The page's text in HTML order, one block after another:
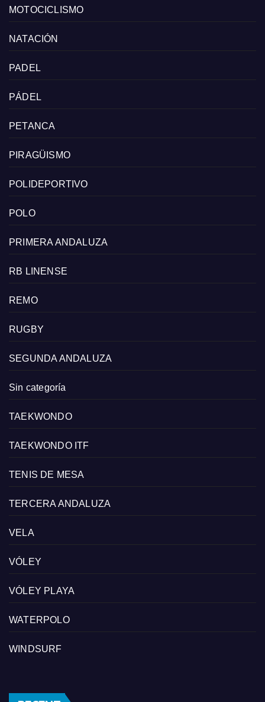
MOTOCICLISMO
NATACIÓN
PADEL
PÁDEL
PETANCA
PIRAGÜISMO
POLIDEPORTIVO
POLO
PRIMERA ANDALUZA
RB LINENSE
REMO
RUGBY
SEGUNDA ANDALUZA
Sin categoría
TAEKWONDO
TAEKWONDO ITF
TENIS DE MESA
TERCERA ANDALUZA
VELA
VÓLEY
VÓLEY PLAYA
WATERPOLO
WINDSURF